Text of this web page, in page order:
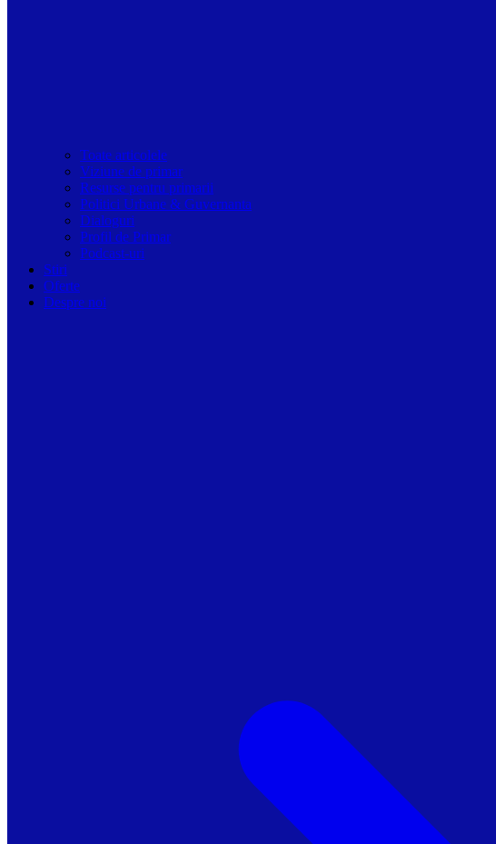
Toate articolele
Viziune de primar
Resurse pentru primarii
Politici Urbane & Guvernanta
Dialoguri
Profil de Primar
Podcast-uri
Stiri
Oferte
Despre noi